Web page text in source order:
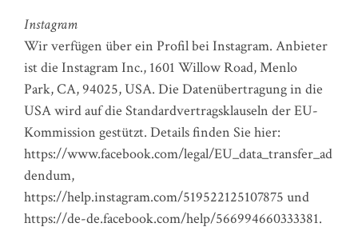
Instagram
Wir verfügen über ein Profil bei Instagram. Anbieter
ist die Instagram Inc., 1601 Willow Road, Menlo
Park, CA, 94025, USA. Die Datenübertragung in die
USA wird auf die Standardvertragsklauseln der EU-
Kommission gestützt. Details finden Sie hier:
https://www.facebook.com/legal/EU_data_transfer_ad
dendum,
https://help.instagram.com/519522125107875 und
https://de-de.facebook.com/help/566994660333381.